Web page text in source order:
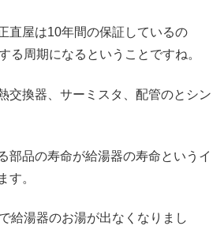
直屋は10年間の保証しているの
る周期になるということですね。
交換器、サーミスタ、配管のとシン
部品の寿命が給湯器の寿命というイ
す。
給湯器のお湯が出なくなりまし